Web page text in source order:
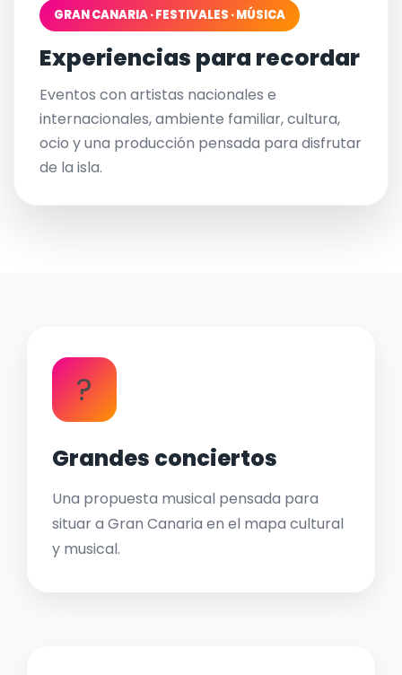
GRAN CANARIA · FESTIVALES · MÚSICA
Experiencias para recordar
Eventos con artistas nacionales e
internacionales, ambiente familiar, cultura,
ocio y una producción pensada para disfrutar
de la isla.
?
Grandes conciertos
Una propuesta musical pensada para
situar a Gran Canaria en el mapa cultural
y musical.